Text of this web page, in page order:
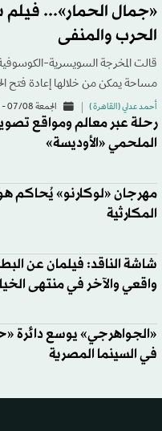
«جمال الحمار»...
الحرب والمنفى
قالت المخرجة السويسرية-
مساحة يمكن من خلالها إعادة فتح
أحمد عدلي (القاهرة ) الجمعة 07/08 - 15:23
رحلة عبر معالم ومواقع
الملحمي «الأوديسة»
مهرجان «لوكارنو» يُحاكم
المكارثية
شاشة الناقد: فيلمان عن
واقعي والآخر في منتهى
«الجواهرجي» يوسع دائرة
في السينما المصرية